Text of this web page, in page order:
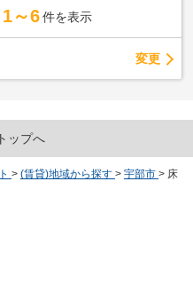
1～6 件を表示
変更
ップへ
> (賃貸)地域から探す > 宇部市 > 床